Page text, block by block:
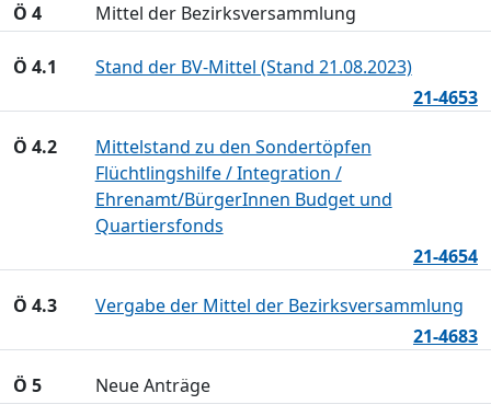
Ö 4 Mittel der Bezirksversammlung
Ö 4.1
Stand der BV-Mittel (Stand 21.08.2023)
21-4653
Ö 4.2
Mittelstand zu den Sondertöpfen
Flüchtlingshilfe / Integration /
Ehrenamt/BürgerInnen Budget und
Quartiersfonds
21-4654
Ö 4.3
Vergabe der Mittel der Bezirksversammlung
21-4683
Ö 5 Neue Anträge